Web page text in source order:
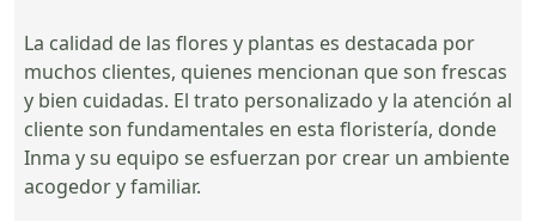
La calidad de las flores y plantas es destacada por
muchos clientes, quienes mencionan que son frescas
y bien cuidadas. El trato personalizado y la atención al
cliente son fundamentales en esta floristería, donde
Inma y su equipo se esfuerzan por crear un ambiente
acogedor y familiar.